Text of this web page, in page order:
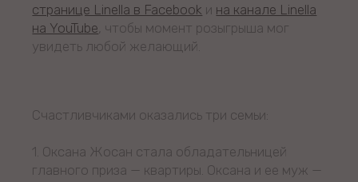
странице Linella в Facebook и на канале Linella
на YouTube , чтобы момент розыгрыша мог
увидеть любой желающий.
Счастливчиками оказались три семьи:
1. Оксана Жосан стала обладательницей
главного приза — квартиры. Оксана и ее муж —